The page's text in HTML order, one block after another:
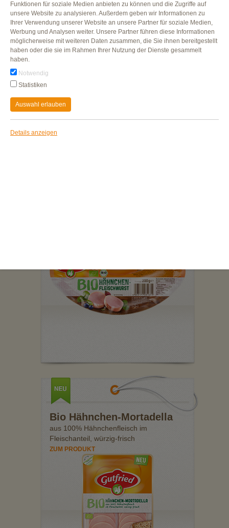
Bio Geflügel-Salami
Herzhaft geräuchert, aus 100
Geflügelfleisch
ZUM PRODUKT
Bio Hähnchen-Mortadella
aus 100% Hähnchenfleisch im
Fleischanteil, würzig-frisch
ZUM PRODUKT
Funktionen für soziale Medien anbieten zu können und die Zugriffe auf
unsere Website zu analysieren. Außerdem geben wir Informationen zu
Ihrer Verwendung unserer Website an unsere Partner für soziale Medien,
Werbung und Analysen weiter. Unsere Partner führen diese Informationen
möglicherweise mit weiteren Daten zusammen, die Sie ihnen bereitgestellt
haben oder die sie im Rahmen Ihrer Nutzung der Dienste gesammelt
haben.
Notwendig
Statistiken
Auswahl erlauben
Details anzeigen